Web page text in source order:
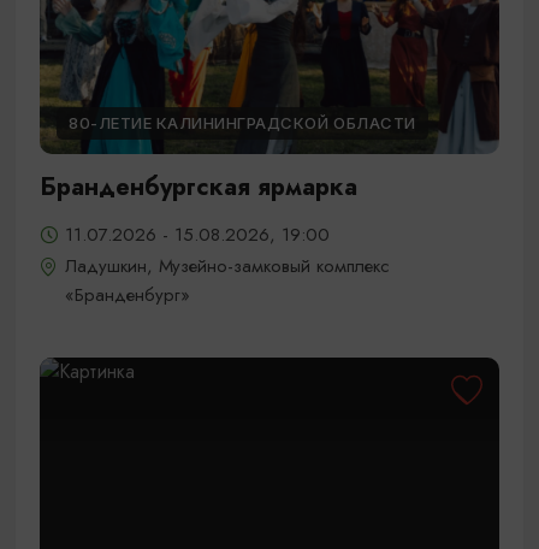
80-ЛЕТИЕ КАЛИНИНГРАДСКОЙ ОБЛАСТИ
Бранденбургская ярмарка
11.07.2026 - 15.08.2026, 19:00
Ладушкин, Музейно-замковый комплекс
«Бранденбург»